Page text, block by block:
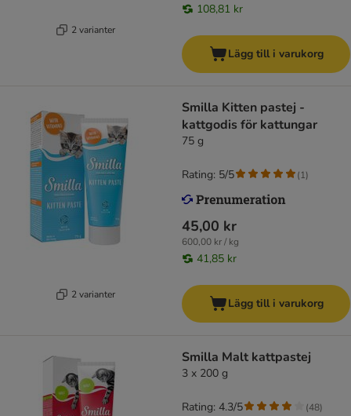
2 varianter
108,81 kr
Lägg till i varukorg
2 varianter
Smilla Kitten pastej -
kattgodis för kattungar
75 g
45,00 kr
600,00 kr / kg
41,85 kr
Rating: 5/5 (1)
Lägg till i varukorg
Smilla Malt kattpastej
3 x 200 g
Rating: 4.3/5 (48)